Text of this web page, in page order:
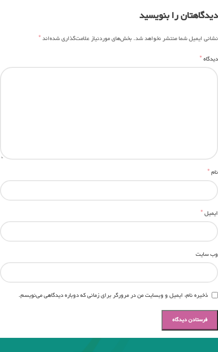
دیدگاهتان را بنویسید
نشانی ایمیل شما منتشر نخواهد شد.بخش‌های موردنیاز علامت‌گذاری شده‌اند*
دیدگاه*
نام*
ایمیل*
وب‌ سایت
ذخیره نام، ایمیل و وبسایت من در مرورگر برای زمانی که دوباره دیدگاهی می‌نویسم.